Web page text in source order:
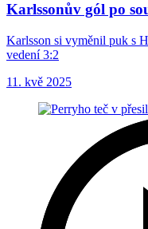
Karlssonův gól po
Karlsson si vyměnil puk s
vedení 3:2
11. kvě 2025